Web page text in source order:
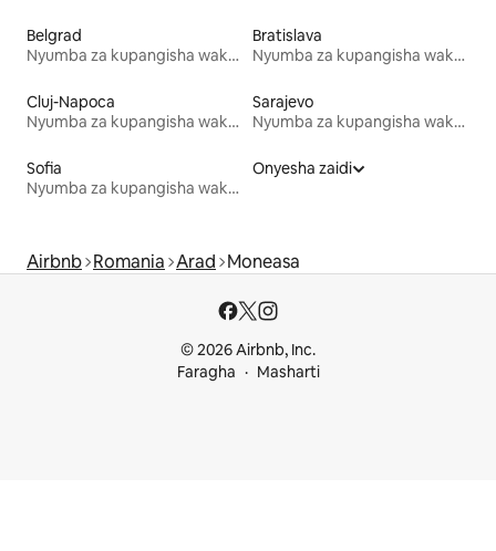
Belgrad
Nyumba za kupangisha wakati wa likizo
Bratislava
Nyumba za kupangisha wakati wa likizo
Cluj-Napoca
Nyumba za kupangisha wakati wa likizo
Sarajevo
Nyumba za kupangisha wakati wa likizo
Sofia
Nyumba za kupangisha wakati wa likizo
Onyesha zaidi
Airbnb Romania Arad Moneasa
© 2026 Airbnb, Inc.
Faragha
Masharti